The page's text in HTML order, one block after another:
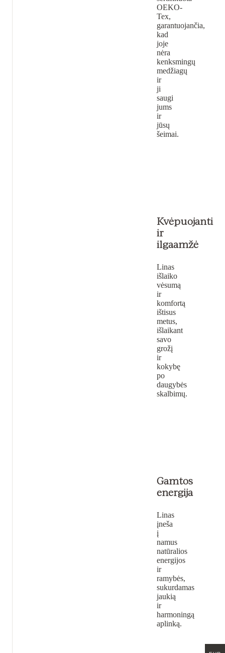
OEKO-
Tex,
garantuojančia,
kad
joje
nėra
kenksmingų
medžiagų
ir
ji
saugi
jums
ir
jūsų
šeimai.
Kvėpuojanti
ir
ilgaamžė
Linas
išlaiko
vėsumą
ir
komfortą
ištisus
metus,
išlaikant
savo
grožį
ir
kokybę
po
daugybės
skalbimų.
Gamtos
energija
Linas
įneša
į
namus
natūralios
energijos
ir
ramybės,
sukurdamas
jaukią
ir
harmoningą
aplinką.